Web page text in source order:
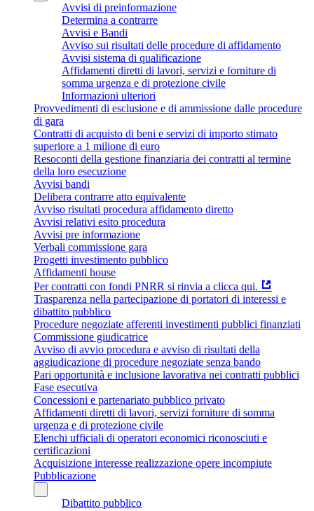
Avvisi di preinformazione
Determina a contrarre
Avvisi e Bandi
Avviso sui risultati delle procedure di affidamento
Avvisi sistema di qualificazione
Affidamenti diretti di lavori, servizi e forniture di
somma urgenza e di protezione civile
Informazioni ulteriori
Provvedimenti di esclusione e di ammissione dalle procedure
di gara
Contratti di acquisto di beni e servizi di importo stimato
superiore a 1 milione di euro
Resoconti della gestione finanziaria dei contratti al termine
della loro esecuzione
Avvisi bandi
Delibera contrarre atto equivalente
Avviso risultati procedura affidamento diretto
Avvisi relativi esito procedura
Avvisi pre informazione
Verbali commissione gara
Progetti investimento pubblico
Affidamenti house
Per contratti con fondi PNRR si rinvia a clicca qui.
Trasparenza nella partecipazione di portatori di interessi e
dibattito pubblico
Procedure negoziate afferenti investimenti pubblici finanziati
Commissione giudicatrice
Avviso di avvio procedura e avviso di risultati della
aggiudicazione di procedure negoziate senza bando
Pari opportunità e inclusione lavorativa nei contratti pubblici
Fase esecutiva
Concessioni e partenariato pubblico privato
Affidamenti diretti di lavori, servizi forniture di somma
urgenza e di protezione civile
Elenchi ufficiali di operatori economici riconosciuti e
certificazioni
Acquisizione interesse realizzazione opere incompiute
Pubblicazione
Dibattito pubblico